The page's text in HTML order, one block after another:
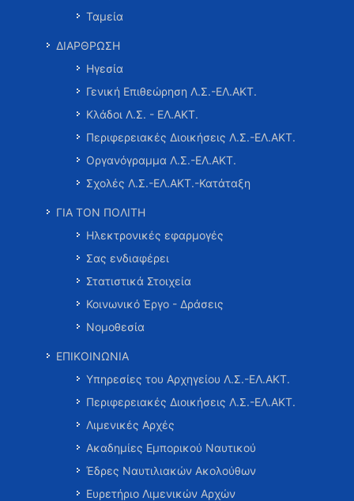
Ταμεία
ΔΙΑΡΘΡΩΣΗ
Ηγεσία
Γενική Επιθεώρηση Λ.Σ.-ΕΛ.ΑΚΤ.
Κλάδοι Λ.Σ. - ΕΛ.ΑΚΤ.
Περιφερειακές Διοικήσεις Λ.Σ.-ΕΛ.ΑΚΤ.
Οργανόγραμμα Λ.Σ.-ΕΛ.ΑΚΤ.
Σχολές Λ.Σ.-ΕΛ.ΑΚΤ.-Κατάταξη
ΓΙΑ ΤΟΝ ΠΟΛΙΤΗ
Ηλεκτρονικές εφαρμογές
Σας ενδιαφέρει
Στατιστικά Στοιχεία
Κοινωνικό Έργο - Δράσεις
Νομοθεσία
ΕΠΙΚΟΙΝΩΝΙΑ
Υπηρεσίες του Αρχηγείου Λ.Σ.-ΕΛ.ΑΚΤ.
Περιφερειακές Διοικήσεις Λ.Σ.-ΕΛ.ΑΚΤ.
Λιμενικές Αρχές
Ακαδημίες Εμπορικού Ναυτικού
Έδρες Ναυτιλιακών Ακολούθων
Ευρετήριο Λιμενικών Αρχών